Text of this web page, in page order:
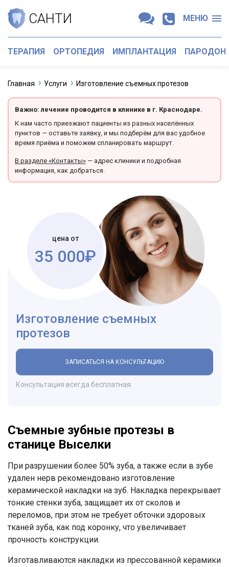
САНТИ МЕНЮ
ТЕРАПИЯ ОРТОПЕДИЯ ИМПЛАНТАЦИЯ
Главная Услуги Изготовление съемных протезов
Важно: лечение проводится в клинике в г. Краснодаре.
К нам часто приезжают пациенты из разных населённых
пунктов — оставьте заявку, и мы подберём для вас удобное
время приёма и поможем спланировать маршрут.
В разделе «Контакты» — адрес клиники и подробная
информация, как добраться.
цена от
35 000₽
Изготовление съемных
протезов
ЗАПИСАТЬСЯ НА КОНСУЛЬТАЦИЮ
Консультация всегда бесплатная
Съемные зубные протезы в
станице Выселки
При разрушении более 50% зуба, а также если в зубе
удален нерв рекомендовано изготовление
керамической накладки на зуб. Накладка перекрывает
тонкие стенки зуба, защищает их от сколов и
переломов, при этом не требует обточки здоровых
тканей зуба, как под коронку, что увеличивает
прочность конструкции.
Изготавливаются накладки из прессованной керамики